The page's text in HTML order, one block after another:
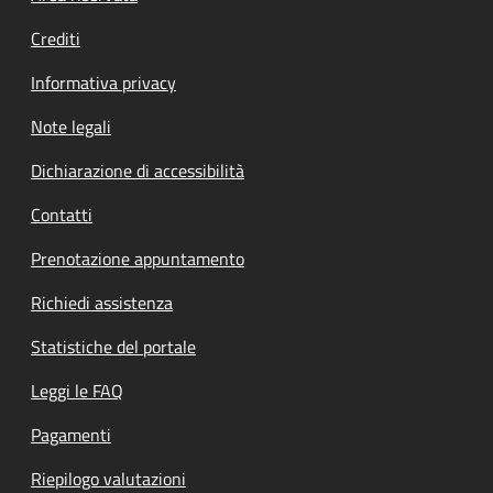
Crediti
Informativa privacy
Note legali
Dichiarazione di accessibilità
Contatti
Prenotazione appuntamento
Richiedi assistenza
Statistiche del portale
Leggi le FAQ
Pagamenti
Riepilogo valutazioni